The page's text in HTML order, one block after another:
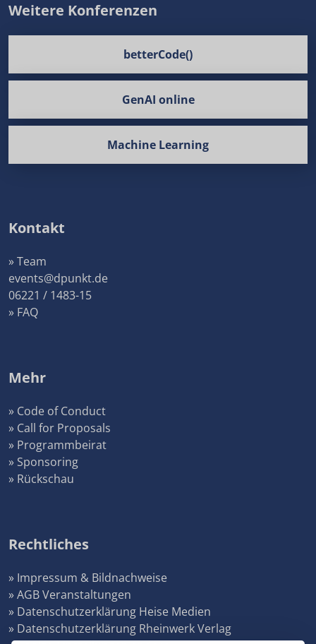
Weitere Konferenzen
betterCode()
GenAI online
Machine Learning
Kontakt
» Team
events@dpunkt.de
06221 / 1483-15
» FAQ
Mehr
» Code of Conduct
» Call for Proposals
» Programmbeirat
» Sponsoring
» Rückschau
Rechtliches
» Impressum & Bildnachweise
» AGB Veranstaltungen
» Datenschutzerklärung Heise Medien
» Datenschutzerklärung Rheinwerk Verlag